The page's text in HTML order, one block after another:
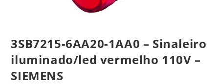
3SB7215-6AA20-1AA0 – Sinaleiro
iluminado/led vermelho 110V –
SIEMENS